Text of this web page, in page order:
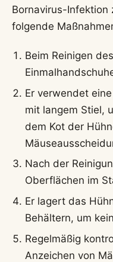
Bornavirus-Infektion
folgende
Beim Reinigen
Er verwendet
mit langem Stiel,
dem Kot der
Nach der
Oberflächen im
Er lagert das
Behältern, um
Regelmäßig
Anzeichen von